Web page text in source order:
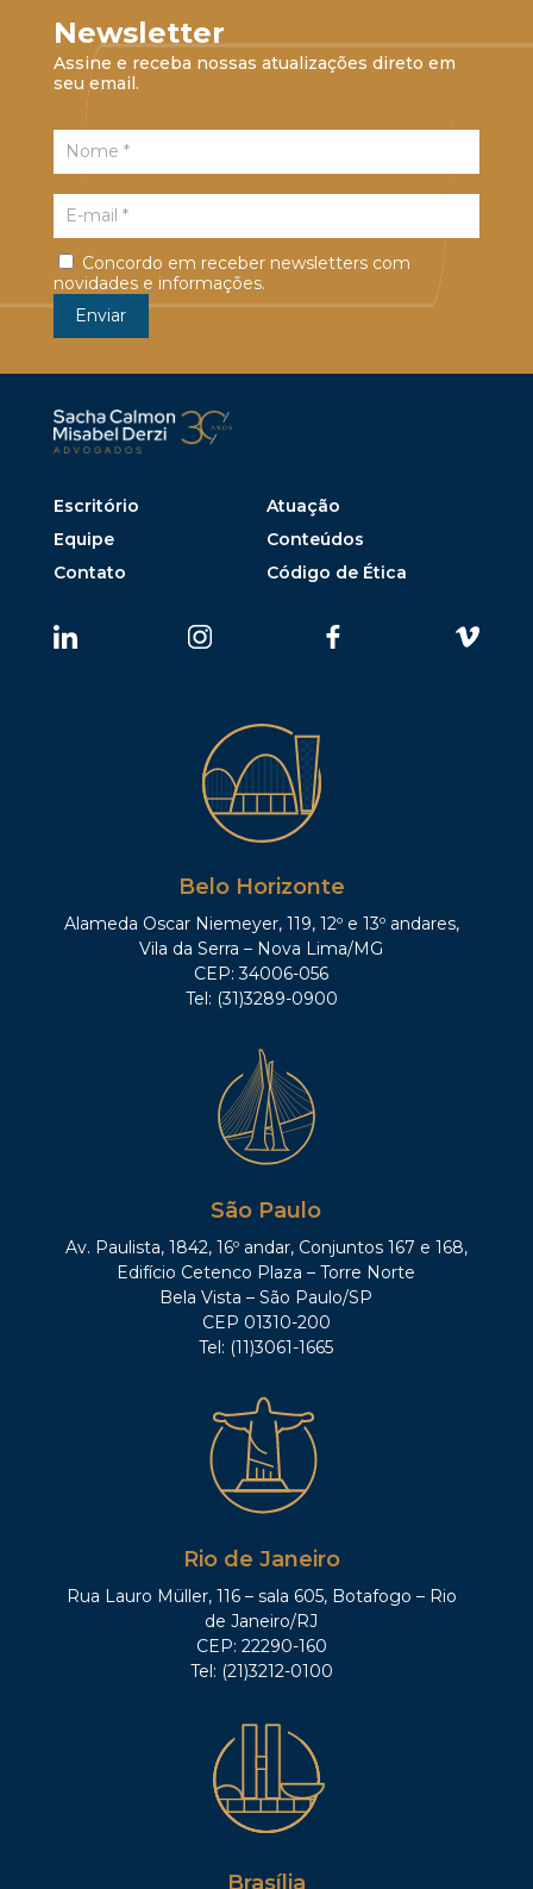
Newsletter
Assine e receba nossas atualizações direto em
seu email.
Concordo em receber newsletters com
novidades e informações.
Escritório
Atuação
Equipe
Conteúdos
Contato
Código de Ética
Belo Horizonte
Alameda Oscar Niemeyer, 119, 12º e 13º andares,
Vila da Serra – Nova Lima/MG
CEP: 34006-056
Tel: (31)3289-0900
São Paulo
Av. Paulista, 1842, 16º andar, Conjuntos 167 e 168,
Edifício Cetenco Plaza – Torre Norte
Bela Vista – São Paulo/SP
CEP 01310-200
Tel: (11)3061-1665
Rio de Janeiro
Rua Lauro Müller, 116 – sala 605, Botafogo – Rio
de Janeiro/RJ
CEP: 22290-160
Tel: (21)3212-0100
Brasília